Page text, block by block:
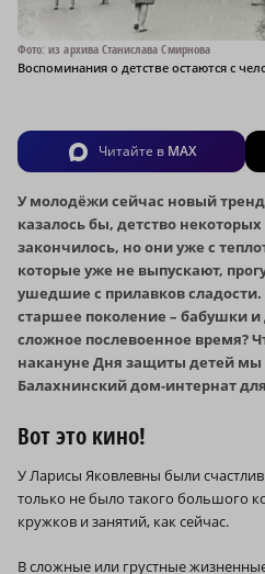
Фото: из архива Станислава Смирнова
Воспоминания о детстве остаются с
Читайте в MAX
У молодёжи сейчас новый тренд
казалось бы, детство
закончилось, но они уже с
которые уже не выпускают,
ушедшие с прилавков сладости.
старшее поколение – бабушки
сложное послевоенное время?
накануне Дня защиты детей мы
Балахнинский дом-интернат
Вот это кино!
У Ларисы Яковлевны были
только не было такого большого
кружков и занятий, как сейчас.
В сложные или грустные